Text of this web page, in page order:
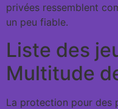
privées ressemblent
un peu fiable.
Liste des
Multitude
La protection pour des